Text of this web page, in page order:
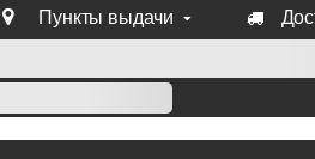
Пункты выдачи
Venezia, Fratelli, Tupai,